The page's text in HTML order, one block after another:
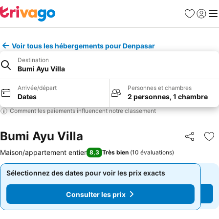
Favoris
Se
Voir tous les hébergements pour Denpasar
Destination
Bumi Ayu Villa
Arrivée/départ
Dates
Personnes et chambres
2 personnes, 1 chambre
Comment les paiements influencent notre classement
Bumi Ayu Villa Partager
Maison/appartement entier 8,3 Très bien (10 évaluations)
Sélectionnez des dates pour voir les prix exacts
Consulter les prix
Sélectionnez des dates pour voir les prix exacts
Consulter les prix